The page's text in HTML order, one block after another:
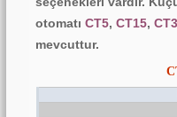
otomatı CT5, CT15,
mevcuttur.